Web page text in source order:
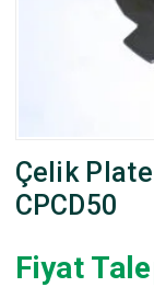
Çelik
CPCD50
Fiyat